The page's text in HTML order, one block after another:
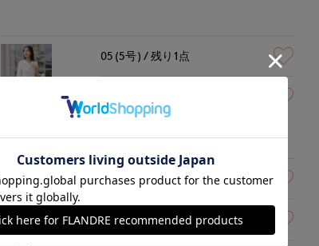
モデル身長:172cm 着用サイズ:09(M)
￥46,200 (税込)
05(5号) 残り1点
05(5号) 残りわずか
07(7号) 在庫あり